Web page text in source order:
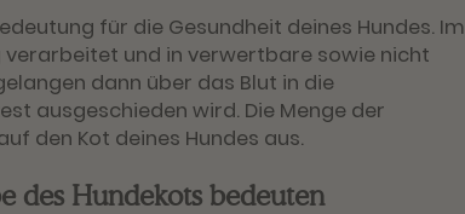
für die Gesundheit deines Hundes. Im
und in verwertbare sowie nicht
dann über das Blut in die
ausgeschieden wird. Die Menge der
den Kot deines Hundes aus.
des Hundekots bedeuten